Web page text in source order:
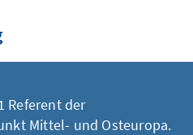
Referent der
Mittel- und Osteuropa.